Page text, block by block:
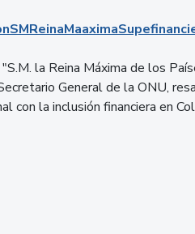
la Reina Máxima de los
General de la ONU,
con la inclusión financiera en